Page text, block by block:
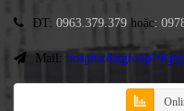
ĐT: 0963.379.379 hoặc:
Mail: